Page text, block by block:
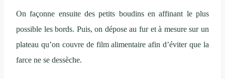
On façonne ensuite des petits boudins en affinant le plus
possible les bords. Puis, on dépose au fur et à mesure sur un
plateau qu’on couvre de film alimentaire afin d’éviter que la
farce ne se dessèche.